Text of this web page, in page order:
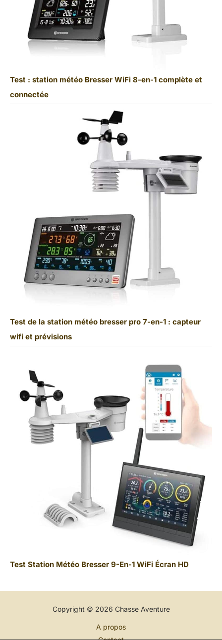
Test : station météo Bresser WiFi 8-en-1 complète et
connectée
Test de la station météo bresser pro 7-en-1 : capteur
wifi et prévisions
Test Station Météo Bresser 9-En-1 WiFi Écran HD
Copyright © 2026 Chasse Aventure
A propos